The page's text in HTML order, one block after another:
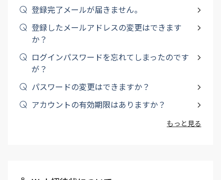
登録完了メールが届きません。
登録したメールアドレスの変更はできます
か？
ログインパスワードを忘れてしまったのです
が？
パスワードの変更はできますか？
アカウントの有効期限はありますか？
もっと見る